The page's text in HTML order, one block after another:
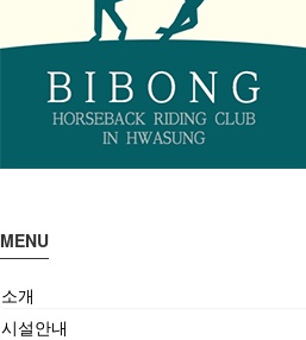
MENU
소개
시설안내